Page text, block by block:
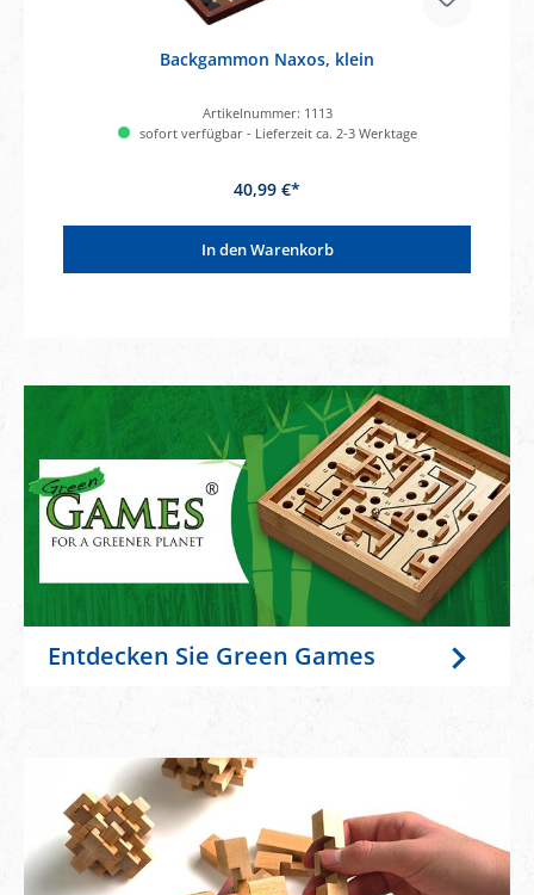
Backgammon Naxos, klein
Artikelnummer: 1113
sofort verfügbar - Lieferzeit ca. 2-3 Werktage
40,99 €*
In den Warenkorb
Entdecken Sie Green Games